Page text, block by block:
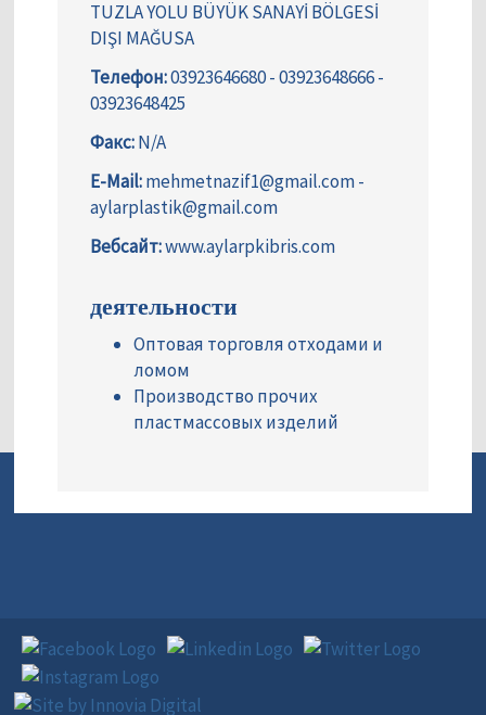
TUZLA YOLU BÜYÜK SANAYİ BÖLGESİ
DIŞI MAĞUSA
Телефон:03923646680 - 03923648666 -
03923648425
Факс:N/A
E-Mail:mehmetnazif1@gmail.com -
aylarplastik@gmail.com
Вебсайт:www.aylarpkibris.com
деятельности
Оптовая торговля отходами и
ломом
Производство прочих
пластмассовых изделий